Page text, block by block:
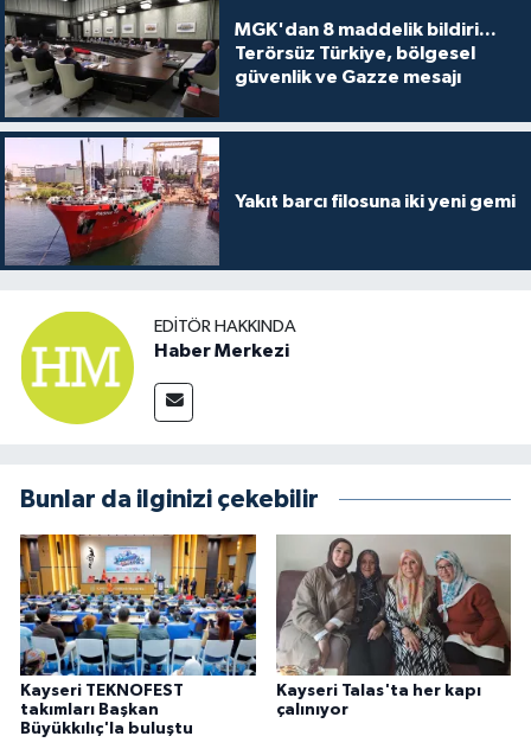
MGK'dan 8 maddelik bildiri...
Terörsüz Türkiye, bölgesel
güvenlik ve Gazze mesajı
Yakıt barcı filosuna iki yeni gemi
EDITÖR HAKKINDA
Haber Merkezi
Bunlar da ilginizi çekebilir
Kayseri TEKNOFEST
takımları Başkan
Büyükkılıç'la buluştu
Kayseri Talas'ta her kapı
çalınıyor